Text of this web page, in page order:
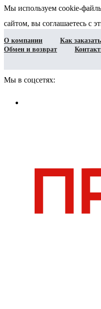
Мы используем cookie-
сайтом, вы соглашаетесь с
О компании Как заказать
Обмен и возврат
Мы в соцсетях: